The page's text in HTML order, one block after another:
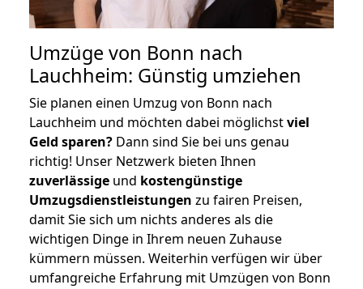
Umzüge von Bonn nach
Lauchheim: Günstig umziehen
Sie planen einen Umzug von Bonn nach
Lauchheim und möchten dabei möglichstviel
Geld sparen? Dann sind Sie bei uns genau
richtig! Unser Netzwerk bieten Ihnen
zuverlässige und kostengünstige
Umzugsdienstleistungen zu fairen Preisen,
damit Sie sich um nichts anderes als die
wichtigen Dinge in Ihrem neuen Zuhause
kümmern müssen. Weiterhin verfügen wir über
umfangreiche Erfahrung mit Umzügen von Bonn